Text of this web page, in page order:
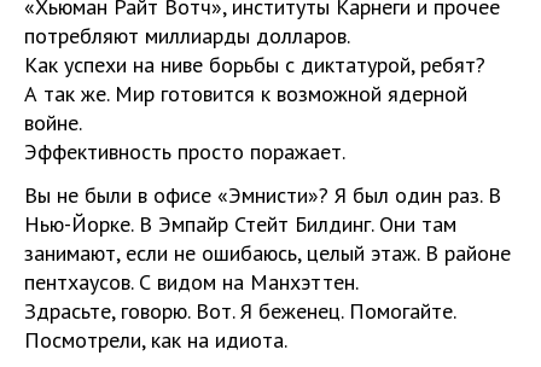
«Хьюман Райт Вотч», институты Карнеги и прочее
потребляют миллиарды долларов.
Как успехи на ниве борьбы с диктатурой, ребят?
А так же. Мир готовится к возможной ядерной
войне.
Эффективность просто поражает.
Вы не были в офисе «Эмнисти»? Я был один раз. В
Нью-Йорке. В Эмпайр Стейт Билдинг. Они там
занимают, если не ошибаюсь, целый этаж. В районе
пентхаусов. С видом на Манхэттен.
Здрасьте, говорю. Вот. Я беженец. Помогайте.
Посмотрели, как на идиота.